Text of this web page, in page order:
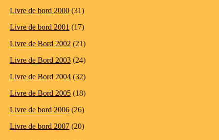
Livre de bord 2000 (31)
Livre de bord 2001 (17)
Livre de Bord 2002 (21)
Livre de Bord 2003 (24)
Livre de Bord 2004 (32)
Livre de Bord 2005 (18)
Livre de bord 2006 (26)
Livre de bord 2007 (20)